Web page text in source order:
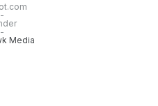
-
-
Media